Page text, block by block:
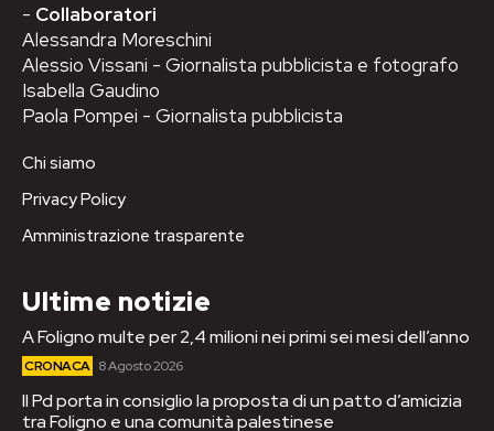
- Collaboratori
Alessandra Moreschini
Alessio Vissani - Giornalista pubblicista e fotografo
Isabella Gaudino
Paola Pompei - Giornalista pubblicista
Chi siamo
Privacy Policy
Amministrazione trasparente
Ultime notizie
A Foligno multe per 2,4 milioni nei primi sei mesi dell’anno
CRONACA 8 Agosto 2026
Il Pd porta in consiglio la proposta di un patto d’amicizia
tra Foligno e una comunità palestinese